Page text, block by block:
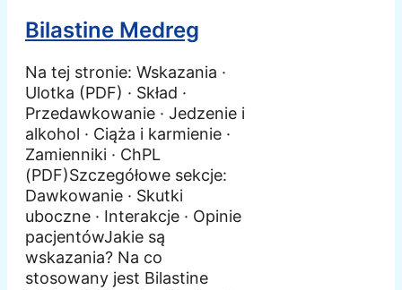
Bilastine Medreg
Na tej stronie: Wskazania ·
Ulotka (PDF) · Skład ·
Przedawkowanie · Jedzenie i
alkohol · Ciąża i karmienie ·
Zamienniki · ChPL
(PDF)Szczegółowe sekcje:
Dawkowanie · Skutki
uboczne · Interakcje · Opinie
pacjentówJakie są
wskazania? Na co
stosowany jest Bilastine